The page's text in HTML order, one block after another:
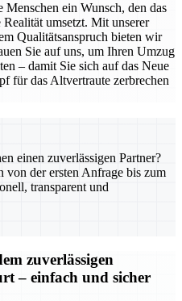
ein Wunsch, den das
umsetzt. Mit unserer
Qualitätsanspruch bieten wir
Sie auf uns, um Ihren Umzug
– damit Sie sich auf das Neue
für das Altvertraute zerbrechen
einen zuverlässigen Partner?
von der ersten Anfrage bis zum
transparent und
zuverlässigen
– einfach und sicher